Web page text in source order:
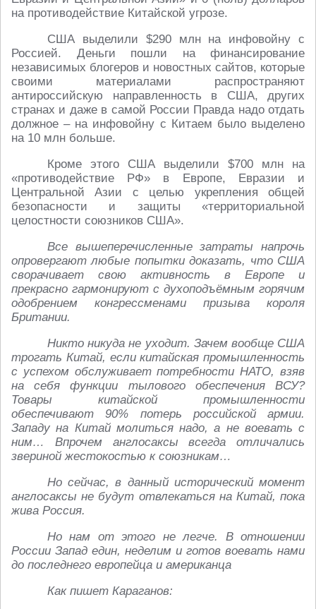
на противодействие Китайской угрозе.
США выделили $290 млн на инфовойну с
Россией. Деньги пошли на финансирование
независимых блогеров и новостных сайтов, которые
своими материалами распространяют
антироссийскую направленность в США, других
странах и даже в самой России Правда надо отдать
должное – на инфовойну с Китаем было выделено
на 10 млн больше.
Кроме этого США выделили $700 млн на
«противодействие РФ» в Европе, Евразии и
Центральной Азии с целью укрепления общей
безопасности и защиты «территориальной
целостности союзников США».
Все вышеперечисленные затраты напрочь
опровергают любые попытки доказать, что США
сворачивает свою активность в Европе и
прекрасно гармонируют с духоподъёмным горячим
одобрением конгрессменами призыва короля
Британии.
Никто никуда не уходит. Зачем вообще США
трогать Китай, если китайская промышленность
с успехом обслуживает потребности НАТО, взяв
на себя функции тылового обеспечения ВСУ?
Товары китайской промышленности
обеспечивают 90% потерь российской армии.
Западу на Китай молиться надо, а не воевать с
ним… Впрочем англосаксы всегда отличались
звериной жестокостью к союзникам…
Но сейчас, в данный исторический момент
англосаксы не будут отвлекаться на Китай, пока
жива Россия.
Но нам от этого не легче. В отношении
России Запад един, неделим и готов воевать нами
до последнего европейца и американца
Как пишет Караганов: